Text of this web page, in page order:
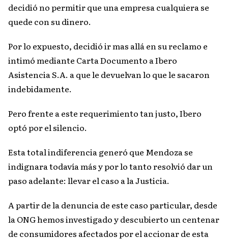
decidió no permitir que una empresa cualquiera se
quede con su dinero.
Por lo expuesto, decidió ir mas allá en su reclamo e
intimó mediante Carta Documento a Ibero
Asistencia S.A. a que le devuelvan lo que le sacaron
indebidamente.
Pero frente a este requerimiento tan justo, Ibero
optó por el silencio.
Esta total indiferencia generó que Mendoza se
indignara todavía más y por lo tanto resolvió dar un
paso adelante: llevar el caso a la Justicia.
A partir de la denuncia de este caso particular, desde
la ONG hemos investigado y descubierto un centenar
de consumidores afectados por el accionar de esta